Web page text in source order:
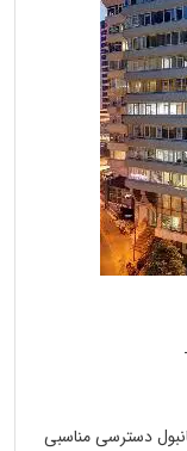
-
دسترسی مناسبی